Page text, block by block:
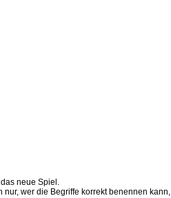
neue Spiel.
wer die Begriffe korrekt benennen kann,